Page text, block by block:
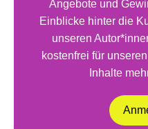
Angebote und
Einblicke hinter die
unseren
kostenfrei für
Inhalte